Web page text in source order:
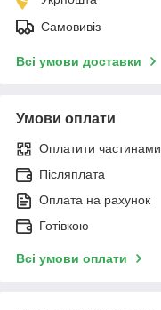
Самовивіз
Всі умови доставки
Умови оплати
Оплатити частинами
Післяплата
Оплата на рахунок
Готівкою
Всі умови оплати